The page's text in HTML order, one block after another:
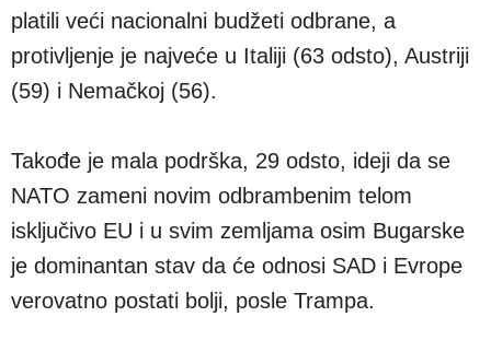
platili veći nacionalni budžeti odbrane, a
protivljenje je najveće u Italiji (63 odsto), Austriji
(59) i Nemačkoj (56).
Takođe je mala podrška, 29 odsto, ideji da se
NATO zameni novim odbrambenim telom
isključivo EU i u svim zemljama osim Bugarske
je dominantan stav da će odnosi SAD i Evrope
verovatno postati bolji, posle Trampa.